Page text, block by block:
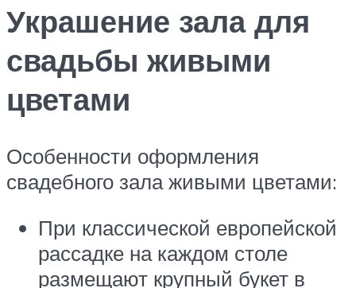
Украшение зала для
свадьбы живыми
цветами
Особенности оформления
свадебного зала живыми цветами:
При классической европейской
рассадке на каждом столе
размещают крупный букет в